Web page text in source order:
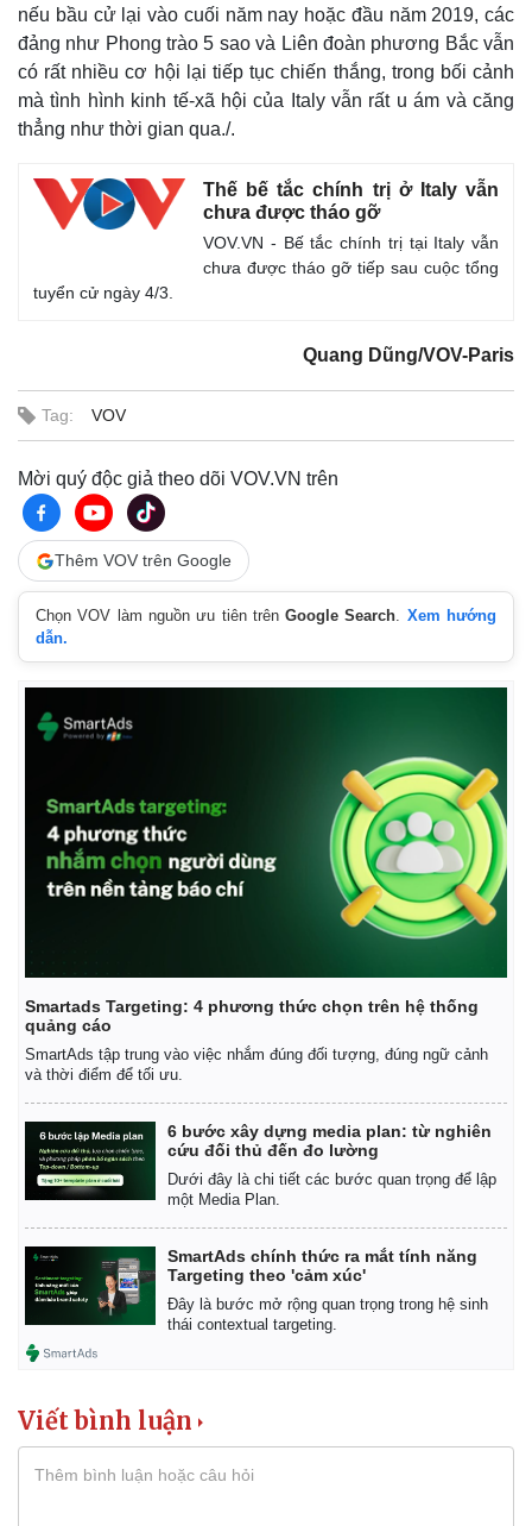
Pháp luật
Vụ án
Tư vấn luật
Phân tích
nếu bầu cử lại vào cuối năm nay hoặc đầu năm 2019, các
đảng như Phong trào 5 sao và Liên đoàn phương Bắc vẫn
có rất nhiều cơ hội lại tiếp tục chiến thắng, trong bối cảnh
mà tình hình kinh tế-xã hội của Italy vẫn rất u ám và căng
thẳng như thời gian qua./.
Thế bế tắc chính trị ở Italy vẫn
chưa được tháo gỡ
VOV.VN - Bế tắc chính trị tại Italy vẫn
chưa được tháo gỡ tiếp sau cuộc tổng
tuyển cử ngày 4/3.
Quang Dũng/VOV-Paris
Tag: VOV
Mời quý độc giả theo dõi VOV.VN trên
Thêm VOV trên Google
Chọn VOV làm nguồn ưu tiên trênGoogle Search. Xem hướng
dẫn.
Smartads Targeting: 4 phương thức chọn trên hệ thống
quảng cáo
SmartAds tập trung vào việc nhắm đúng đối tượng, đúng ngữ cảnh
và thời điểm để tối ưu.
6 bước xây dựng media plan: từ nghiên
cứu đối thủ đến đo lường
Dưới đây là chi tiết các bước quan trọng để lập
một Media Plan.
SmartAds chính thức ra mắt tính năng
Targeting theo 'cảm xúc'
Đây là bước mở rộng quan trọng trong hệ sinh
thái contextual targeting.
Viết bình luận